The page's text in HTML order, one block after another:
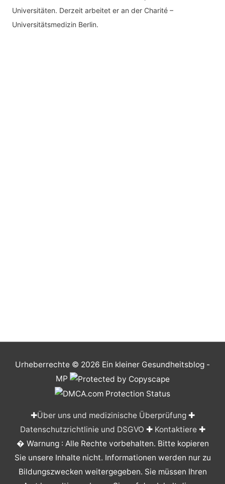
Universitäten. Derzeit arbeitet er an der Charité –
Universitätsmedizin Berlin.
Urheberrechte © 2026 Ein kleiner Gesundheitsblog -
MP
✚Über uns und medizinische Überprüfung✚
Datenschutzrichtlinie und DSGVO ✚ Kontaktiere✚
� Warnung : Alle Rechte vorbehalten. Bitte kopieren
Sie unsere Inhalte nicht. Informationen werden nur zu
Bildungszwecken weitergegeben. Sie müssen Ihren